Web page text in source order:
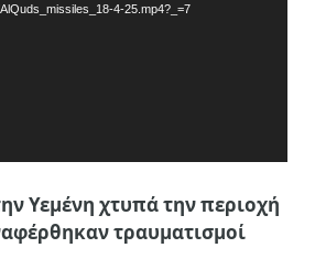
4-25.mp4?_=7
Υεμένη χτυπά την περιοχή
τραυματισμοί